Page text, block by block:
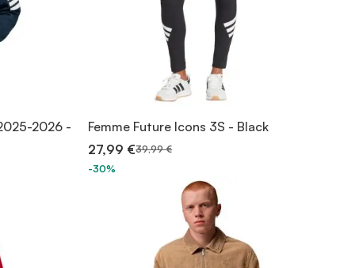
2026 -
Femme Future Icons 3S - Black
27,99 €39,99 €
-30%